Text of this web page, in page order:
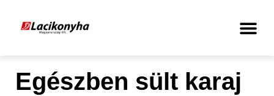
Egészben sült karaj